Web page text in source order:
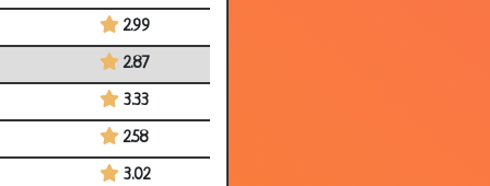
2.99
2.87
3.33
2.58
3.02